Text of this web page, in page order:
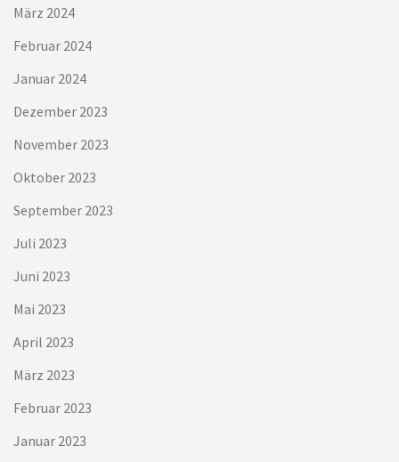
März 2024
Februar 2024
Januar 2024
Dezember 2023
November 2023
Oktober 2023
September 2023
Juli 2023
Juni 2023
Mai 2023
April 2023
März 2023
Februar 2023
Januar 2023